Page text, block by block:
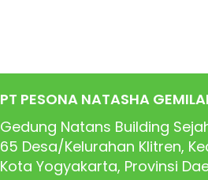
PT PESONA NATASHA
Gedung Natans Building
65 Desa/Kelurahan Klitren,
Kota Yogyakarta, Provinsi